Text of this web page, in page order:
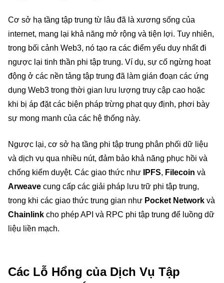
Cơ sở hạ tầng tập trung từ lâu đã là xương sống của
internet, mang lại khả năng mở rộng và tiện lợi. Tuy nhiên,
trong bối cảnh Web3, nó tạo ra các điểm yếu duy nhất đi
ngược lại tinh thần phi tập trung. Ví dụ, sự cố ngừng hoạt
động ở các nền tảng tập trung đã làm gián đoạn các ứng
dụng Web3 trong thời gian lưu lượng truy cập cao hoặc
khi bị áp đặt các biện pháp trừng phạt quy định, phơi bày
sự mong manh của các hệ thống này.
Ngược lại, cơ sở hạ tầng phi tập trung phân phối dữ liệu
và dịch vụ qua nhiều nút, đảm bảo khả năng phục hồi và
chống kiểm duyệt. Các giao thức như
IPFS, Filecoin và
Arweave cung cấp các giải pháp lưu trữ phi tập trung,
trong khi các giao thức trung gian như Pocket Network và
Chainlink cho phép API và RPC phi tập trung để luồng dữ
liệu liền mạch.
Các Lỗ Hổng của Dịch Vụ Tập